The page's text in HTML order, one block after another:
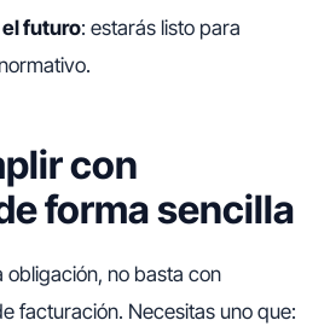
el futuro: estarás listo para
con
forma sencilla
obligación, no basta con
facturación. Necesitas uno que: